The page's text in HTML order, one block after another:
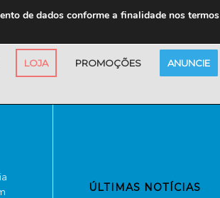
LOJA PROMOÇÕES ANUNCIE
ÚLTIMAS NOTÍCIAS
de dados conforme a finalidade nos termos